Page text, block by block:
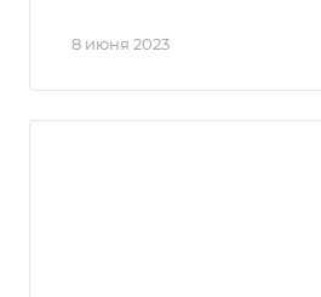
8 июня 2023